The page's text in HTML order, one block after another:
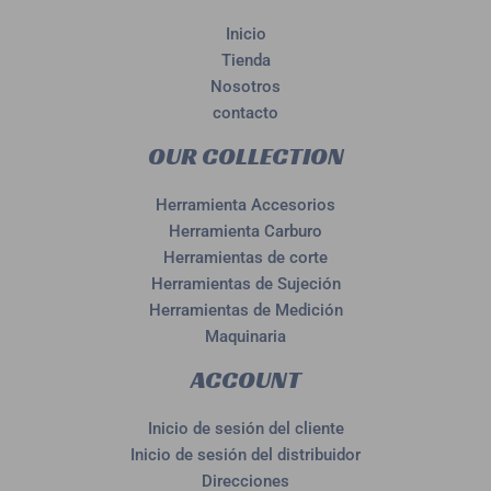
Inicio
Tienda
Nosotros
contacto
OUR COLLECTION
Herramienta Accesorios
Herramienta Carburo
Herramientas de corte
Herramientas de Sujeción
Herramientas de Medición
Maquinaria
ACCOUNT
Inicio de sesión del cliente
Inicio de sesión del distribuidor
Direcciones